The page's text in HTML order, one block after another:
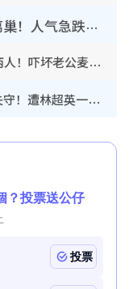
30岁男艺人低调宣布已秘密离巢！人气急跌变失踪人口：“这几年过得并不容易”
简淑儿染金发剪短头发气质判若两人！吓坏老公麦大力都认不出：“你做什么？”
TVB新闻主播陈嘉欣镜头前罕见失守！遭林超英一句话突袭吓坏当场大笑